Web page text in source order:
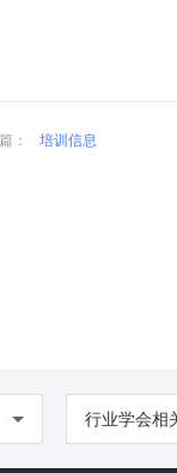
： 培训信息
行业学会相